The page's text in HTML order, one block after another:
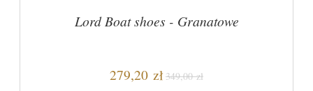
Lord Boat shoes - Granatowe
279,20 zł 349,00 zł